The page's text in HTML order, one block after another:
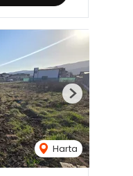
Harta
Next